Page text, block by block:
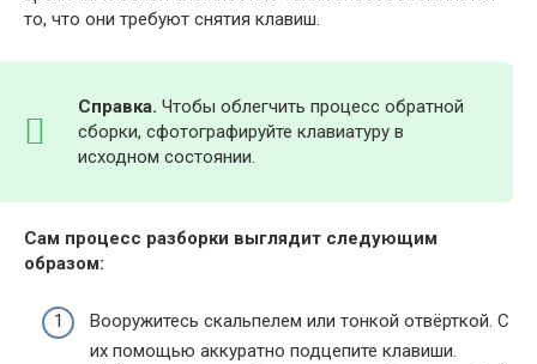
то, что они требуют снятия клавиш.
Справка. Чтобы облегчить процесс обратной
сборки, сфотографируйте клавиатуру в
исходном состоянии.
Сам процесс разборки выглядит следующим
образом:
Вооружитесь скальпелем или тонкой отвёрткой. С
их помощью аккуратно подцепите клавиши.